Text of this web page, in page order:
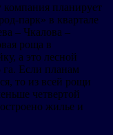
планирует
парк» в квартале
– Чкалова –
роща в
а это лесной
га. Если планам
то из всей рощи
четвертой
жилье и